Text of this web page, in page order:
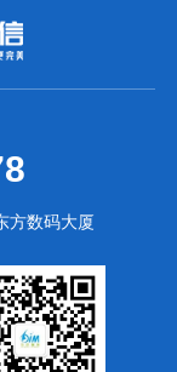
方数码大厦